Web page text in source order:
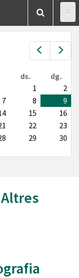
Prev
ds.
dg.
1
2
7 8
9
15
16
22
23
29
30
Altres